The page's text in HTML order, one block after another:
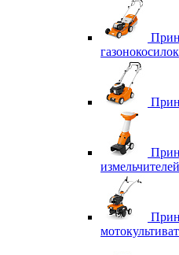
газонокосилок
измельчителей